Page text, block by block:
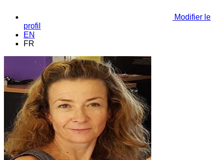
Modifier le
profil
EN
FR